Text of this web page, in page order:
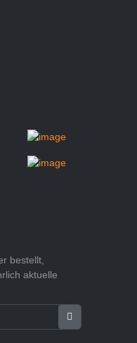
bestellt,
aktuelle